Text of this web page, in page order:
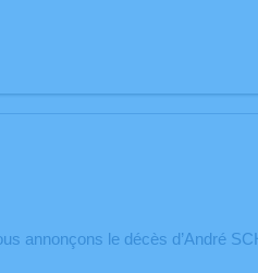
annonçons le décès d’André